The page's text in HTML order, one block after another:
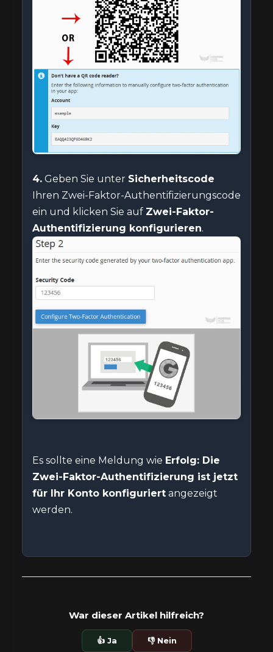
4. Geben Sie unter Sicherheitscode
Ihren Zwei-Faktor-Authentifizierungscode
ein und klicken Sie auf Zwei-Faktor-
Authentifizierung konfigurieren.
Es sollte eine Meldung wie Erfolg: Die
Zwei-Faktor-Authentifizierung ist jetzt
für Ihr Konto konfiguriert angezeigt
werden.
War dieser Artikel hilfreich?
👍 Ja 👎 Nein